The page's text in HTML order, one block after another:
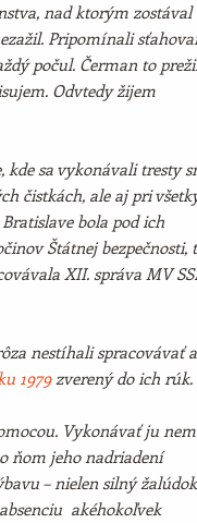
nad ktorým zostával
Pripomínali
počul. Čerman to
Odvtedy žijem
kde sa vykonávali tresty
čistkách, ale aj pri
bola pod ich
Štátnej bezpečnosti,
XII. správa MV
nestíhali spracovávať
1979zverený do ich rúk.
Vykonávať ju
ňom jeho nadriadení
– nielen silný žalúdok
akéhokoľvek